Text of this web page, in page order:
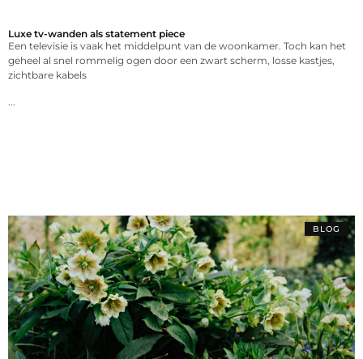
Luxe tv-wanden als statement piece
Een televisie is vaak het middelpunt van de woonkamer. Toch kan het
geheel al snel rommelig ogen door een zwart scherm, losse kastjes,
zichtbare kabels
BLOG